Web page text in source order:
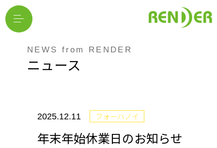
NEWS from RENDER
ニュース
2025.12.11 フォーハノイ
年末年始休業日のお知らせ